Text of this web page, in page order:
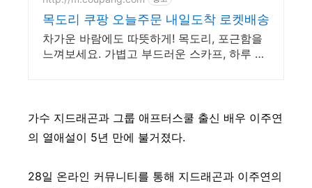
목도리 쿠팡 오늘주문 내일도착 로켓배송
차가운 바람에도 따뜻하게! 목도리, 포근함을
느껴보세요. 가볍고 부드러운 스카프, 하루 종
가수 지드래곤과 그룹 애프터스쿨 출신 배우 이주연
의 열애설이 5년 만에 불거졌다.
28일 온라인 커뮤니티를 통해 지드래곤과 이주연의